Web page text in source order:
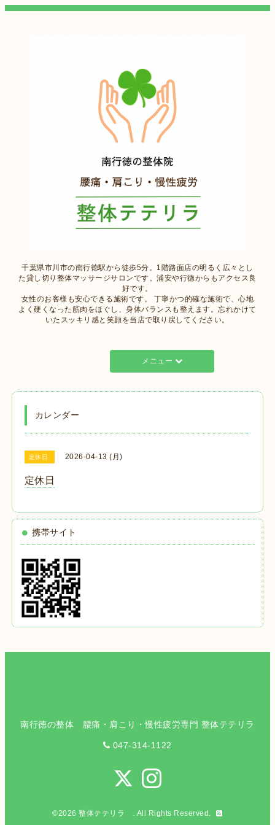
千葉県市川市の南行徳駅から徒歩5分。1階路面店の明るく広々とし
た貸し切り整体マッサージサロンです。浦安や行徳からもアクセス良
好です。
女性のお客様も安心できる施術です。 丁寧かつ的確な施術で、心地
よく硬くなった筋肉をほぐし、身体バランスも整えます。忘れかけて
いたスッキリ感と笑顔を当店で取り戻してください。
メニュー
カレンダー
定休日 2026-04-13 (月)
定休日
携帯サイト
南行徳の整体 腰痛・肩こり・慢性疲労専門 整体テテリラ
047-314-1122
©2026整体テテリラ . All Rights Reserved.